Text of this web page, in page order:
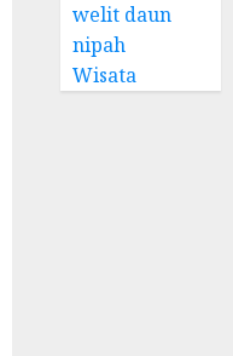
welit daun
nipah
Wisata